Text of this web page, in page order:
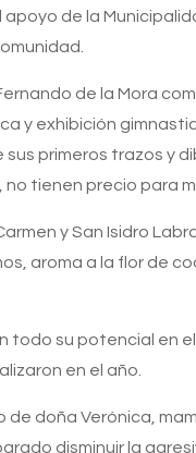
de la
de la Mora
y exhibición
primeros trazos y
tienen precio para
y San Isidro
aroma a la flor de
todo su potencial
en el año.
doña Verónica,
disminuir la